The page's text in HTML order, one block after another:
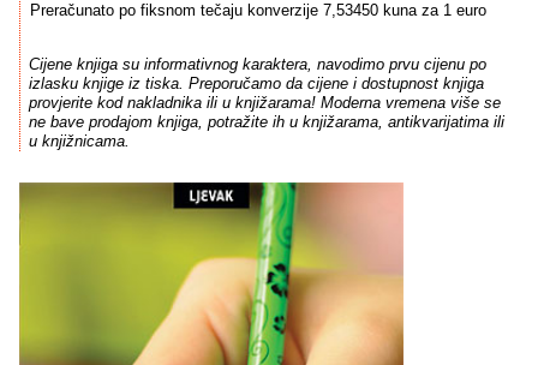
Preračunato po fiksnom tečaju konverzije 7,53450 kuna za 1 euro
Cijene knjiga su informativnog karaktera, navodimo prvu cijenu po
izlasku knjige iz tiska. Preporučamo da cijene i dostupnost knjiga
provjerite kod nakladnika ili u knjižarama! Moderna vremena više se
ne bave prodajom knjiga, potražite ih u knjižarama, antikvarijatima ili
u knjižnicama.